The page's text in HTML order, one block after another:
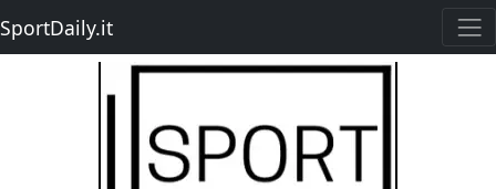
SportDaily.it